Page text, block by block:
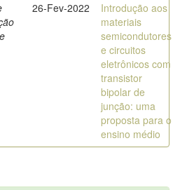
26-Fev-2022
Introdução aos
materiais
semicondutores
e circuitos
eletrônicos com
transistor
bipolar de
junção: uma
proposta para o
ensino médio